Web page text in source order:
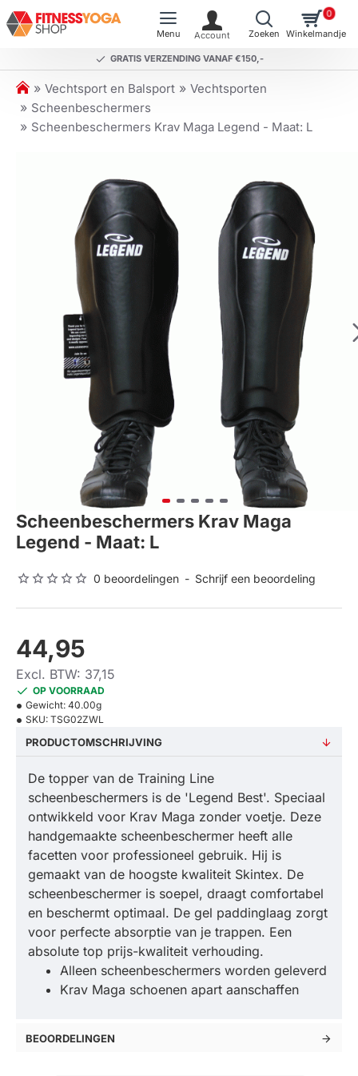
GRATIS VERZENDING VANAF €150,-
0
h
o
m
Vechtsport en Balsport
Vechtsporten
Scheenbeschermers
Scheenbeschermers Krav Maga Legend - Maat: L
Scheenbeschermers Krav Maga
Legend - Maat: L
0 beoordelingen - Schrijf een beoordeling
44,95
Excl. BTW: 37,15
OP VOORRAAD
Gewicht: 40.00g
SKU: TSG02ZWL
PRODUCTOMSCHRIJVING
De topper van de Training Line
scheenbeschermers is de 'Legend Best'. Speciaal
ontwikkeld voor Krav Maga zonder voetje. Deze
handgemaakte scheenbeschermer heeft alle
facetten voor professioneel gebruik. Hij is
gemaakt van de hoogste kwaliteit Skintex. De
scheenbeschermer is soepel, draagt comfortabel
en beschermt optimaal. De gel paddinglaag zorgt
voor perfecte absorptie van je trappen. Een
absolute top prijs-kwaliteit verhouding.
Alleen scheenbeschermers worden geleverd
Krav Maga schoenen apart aanschaffen
BEOORDELINGEN